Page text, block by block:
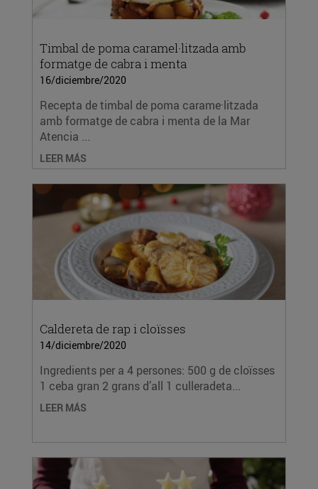
Timbal de poma caramel·litzada amb
formatge de cabra i menta
16/diciembre/2020
Recepta de timbal de poma carame·litzada
amb formatge de cabra i menta de la Mar
Atencia ...
LEER MÁS
Caldereta de rap i cloïsses
14/diciembre/2020
Ingredients per a 4 persones: 500 g de cloïsses
1 ceba gran 2 grans d’all 1 culleradeta...
LEER MÁS